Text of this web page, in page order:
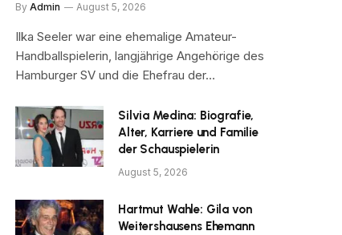
By Admin August 5, 2026
Ilka Seeler war eine ehemalige Amateur-
Handballspielerin, langjährige Angehörige des
Hamburger SV und die Ehefrau der…
Silvia Medina: Biografie,
Alter, Karriere und Familie
der Schauspielerin
August 5, 2026
Hartmut Wahle: Gila von
Weitershausens Ehemann